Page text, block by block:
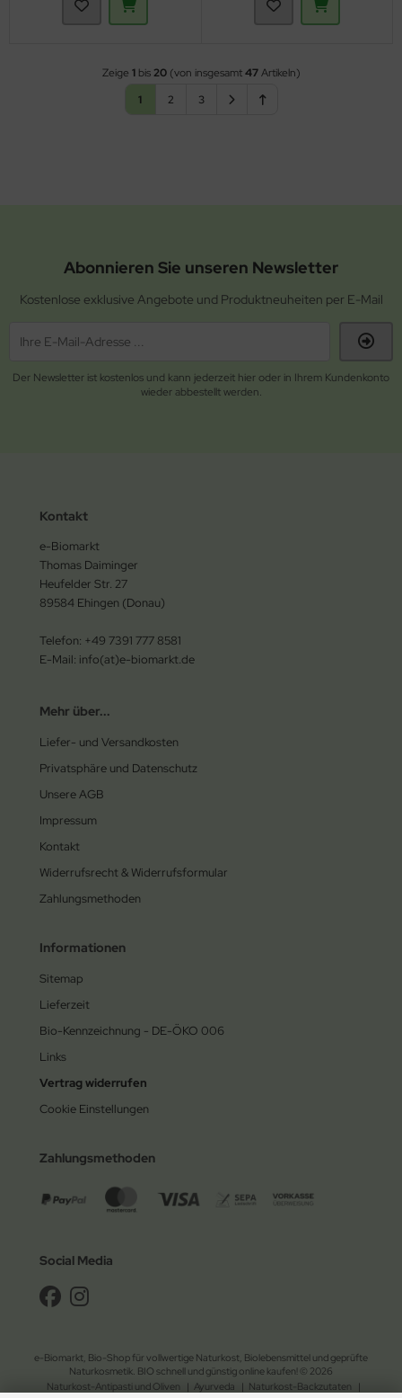
Zeige 1bis20(von insgesamt47Artikeln)
1
2 3
Abonnieren Sie unseren Newsletter
Kostenlose exklusive Angebote und Produktneuheiten per E-Mail
Der Newsletter ist kostenlos und kann jederzeit hier oder in Ihrem Kundenkonto
wieder abbestellt werden.
Kontakt
e-Biomarkt
Thomas Daiminger
Heufelder Str. 27
89584 Ehingen (Donau)
Telefon: +49 7391 777 8581
E-Mail: info(at)e-biomarkt.de
Mehr über...
Liefer- und Versandkosten
Privatsphäre und Datenschutz
Unsere AGB
Impressum
Kontakt
Widerrufsrecht & Widerrufsformular
Zahlungsmethoden
Informationen
Sitemap
Lieferzeit
Bio-Kennzeichnung - DE-ÖKO 006
Links
Vertrag widerrufen
Cookie Einstellungen
Zahlungsmethoden
Social Media
e-Biomarkt, Bio-Shop für vollwertige Naturkost, Biolebensmittel und geprüfte
Naturkosmetik. BIO schnell und günstig online kaufen! © 2026
Naturkost-Antipasti und Oliven
| Ayurveda | Naturkost-Backzutaten |